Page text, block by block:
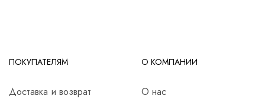
ПОКУПАТЕЛЯМ
Доставка и возврат
О КОМПАНИИ
О нас